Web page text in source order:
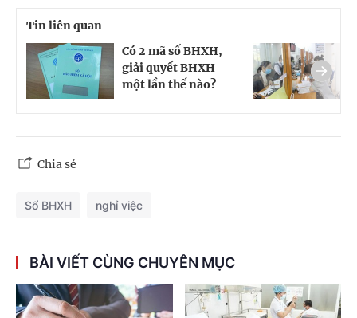
Tin liên quan
Có 2 mã số BHXH,
giải quyết BHXH
một lần thế nào?
Chia sẻ
Sổ BHXH nghỉ việc
BÀI VIẾT CÙNG CHUYÊN MỤC